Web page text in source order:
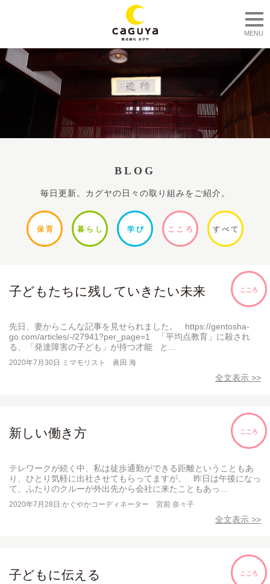
MENU
BLOG
毎日更新。カグヤの日々の取り組みをご紹介。
保 育 暮ら し 学 び ここ ろ すべて
こころ
子どもたちに残していきたい未来
先日、妻からこんな記事を見せられました。 https://gentosha-
go.com/articles/-/27941?per_page=1 「平均点教育」に殺され
る、「発達障害の子ども」が持つ才能 と…
2020年7月30日 ミマモリスト 眞田 海
全文表示 >>
こころ
新しい働き方
テレワークが続く中、私は徒歩通勤ができる距離ということもあ
り、ひとり気軽に出社させてもらってますが、 昨日は午後になっ
て、ふたりのクルーが外出先から会社に来たこともあっ…
2020年7月28日 かぐやかコーディネーター 宮前 奈々子
全文表示 >>
こころ
子どもに伝える